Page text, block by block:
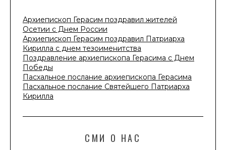
Архиепископ Герасим поздравил жителей
Осетии с Днем России
Архиепископ Герасим поздравил Патриарха
Кирилла с днем тезоименитства
Поздравление архиепископа Герасима с Днем
Победы
Пасхальное послание архиепископа Герасима
Пасхальное послание Святейшего Патриарха
Кирилла
СМИ О НАС